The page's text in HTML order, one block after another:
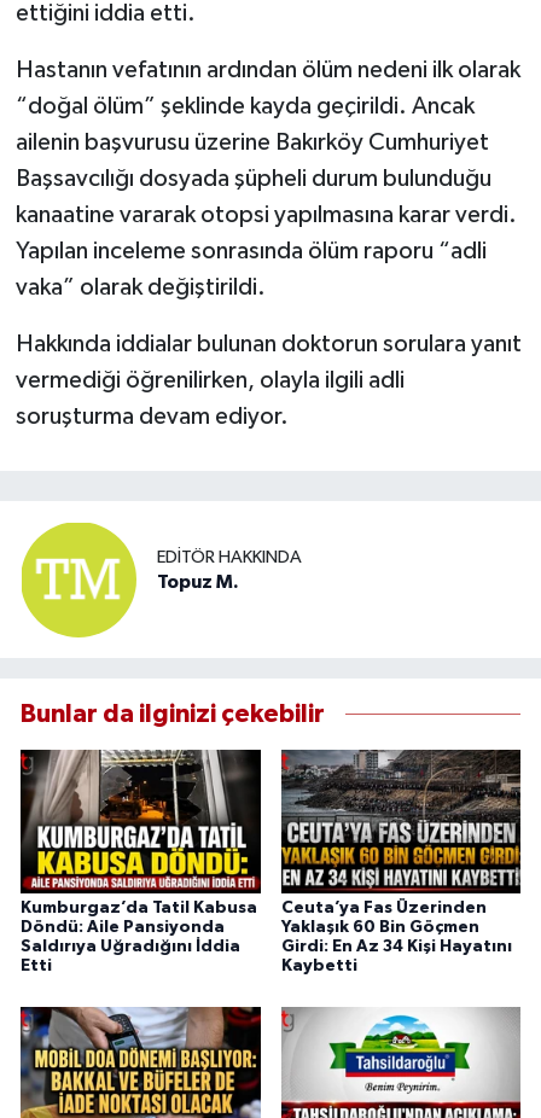
ettiğini iddia etti.
Hastanın vefatının ardından ölüm nedeni ilk olarak
“doğal ölüm” şeklinde kayda geçirildi. Ancak
ailenin başvurusu üzerine Bakırköy Cumhuriyet
Başsavcılığı dosyada şüpheli durum bulunduğu
kanaatine vararak otopsi yapılmasına karar verdi.
Yapılan inceleme sonrasında ölüm raporu “adli
vaka” olarak değiştirildi.
Hakkında iddialar bulunan doktorun sorulara yanıt
vermediği öğrenilirken, olayla ilgili adli
soruşturma devam ediyor.
EDITÖR HAKKINDA
Topuz M.
Bunlar da ilginizi çekebilir
Kumburgaz’da Tatil Kabusa
Döndü: Aile Pansiyonda
Saldırıya Uğradığını İddia
Etti
Ceuta’ya Fas Üzerinden
Yaklaşık 60 Bin Göçmen
Girdi: En Az 34 Kişi Hayatını
Kaybetti